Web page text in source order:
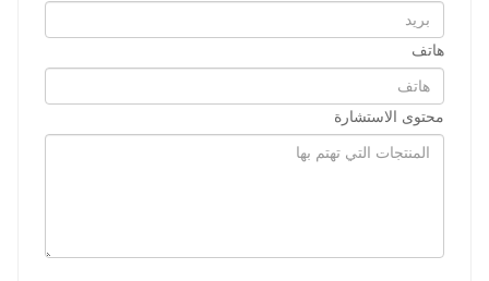
هاتف
محتوى الاستشارة